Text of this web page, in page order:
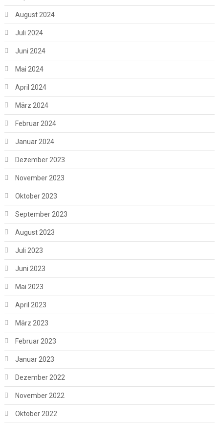
August 2024
Juli 2024
Juni 2024
Mai 2024
April 2024
März 2024
Februar 2024
Januar 2024
Dezember 2023
November 2023
Oktober 2023
September 2023
August 2023
Juli 2023
Juni 2023
Mai 2023
April 2023
März 2023
Februar 2023
Januar 2023
Dezember 2022
November 2022
Oktober 2022